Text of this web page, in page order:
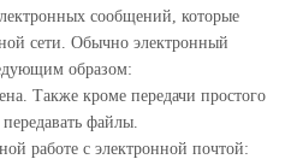
сообщений, которые
сети. Обычно электронный
образом:
Также кроме передачи простого
файлы.
работе с электронной почтой: